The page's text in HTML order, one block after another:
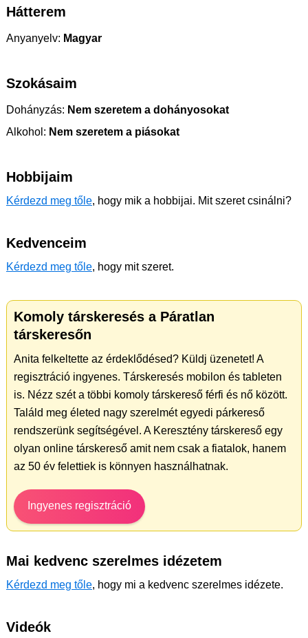
Hátterem
Anyanyelv: Magyar
Szokásaim
Dohányzás: Nem szeretem a dohányosokat
Alkohol: Nem szeretem a piásokat
Hobbijaim
Kérdezd meg tőle, hogy mik a hobbijai. Mit szeret csinálni?
Kedvenceim
Kérdezd meg tőle, hogy mit szeret.
Komoly társkeresés a Páratlan
társkeresőn
Anita felkeltette az érdeklődésed? Küldj üzenetet! A
regisztráció ingyenes. Társkeresés mobilon és tableten
is. Nézz szét a többi komoly társkereső férfi és nő között.
Találd meg életed nagy szerelmét egyedi párkereső
rendszerünk segítségével. A Keresztény társkereső egy
olyan online társkereső amit nem csak a fiatalok, hanem
az 50 év felettiek is könnyen használhatnak.
Ingyenes regisztráció
Mai kedvenc szerelmes idézetem
Kérdezd meg tőle, hogy mi a kedvenc szerelmes idézete.
Videók